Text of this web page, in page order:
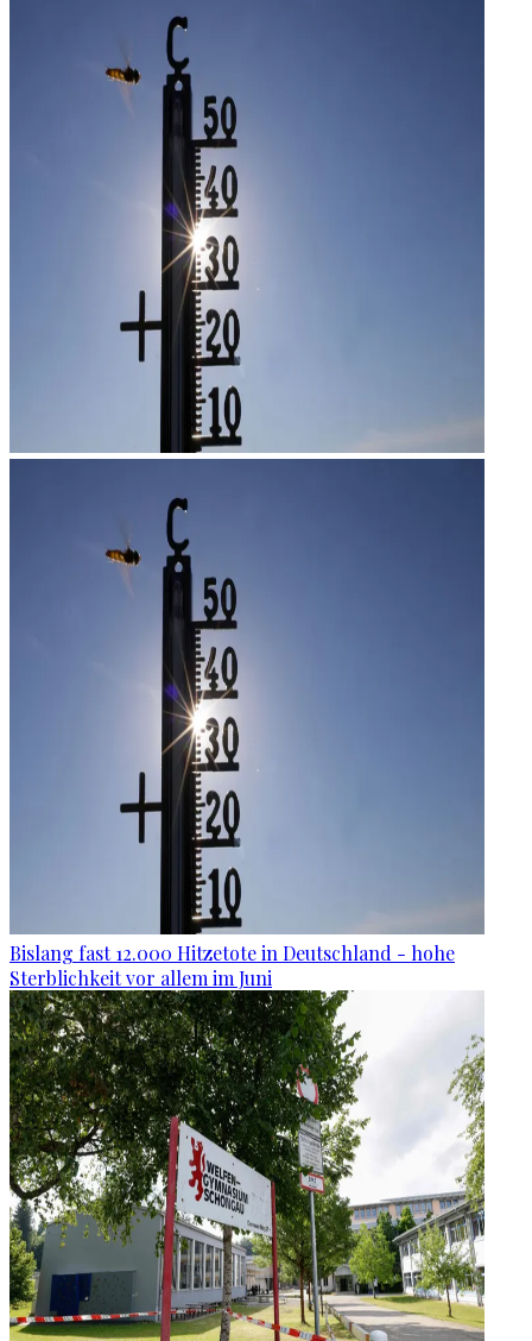
Bislang fast 12.000 Hitzetote in Deutschland - hohe
Sterblichkeit vor allem im Juni